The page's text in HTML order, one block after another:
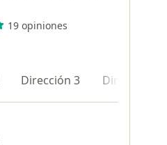
19 opiniones
Dirección 3 Dirección 4